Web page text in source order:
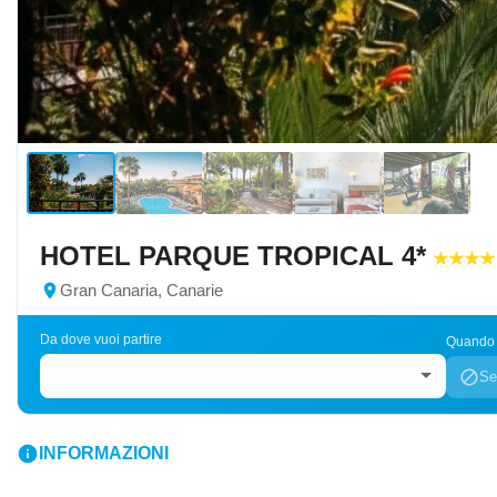
HOTEL PARQUE TROPICAL 4*
location_onGran Canaria, Canarie
Da dove vuoi partire
block
info INFORMAZIONI